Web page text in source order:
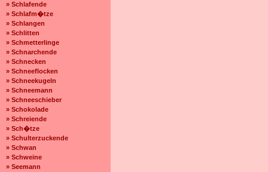
» Schlafende
» Schlafm�tze
» Schlangen
» Schlitten
» Schmetterlinge
» Schnarchende
» Schnecken
» Schneeflocken
» Schneekugeln
» Schneemann
» Schneeschieber
» Schokolade
» Schreiende
» Sch�tze
» Schulterzuckende
» Schwan
» Schweine
» Seemann